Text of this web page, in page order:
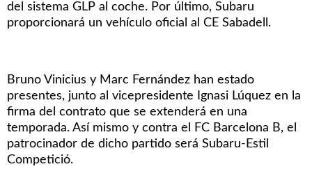
del sistema GLP al coche. Por último, Subaru
proporcionará un vehículo oficial al CE Sabadell.
Bruno Vinicius y Marc Fernández han estado
presentes, junto al vicepresidente Ignasi Lúquez en la
firma del contrato que se extenderá en una
temporada. Así mismo y contra el FC Barcelona B, el
patrocinador de dicho partido será Subaru-Estil
Competició.